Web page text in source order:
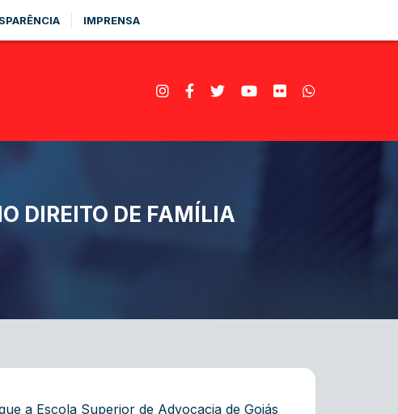
IMPRENSA
DIREITO DE FAMÍLIA
a Escola Superior de Advocacia de Goiás